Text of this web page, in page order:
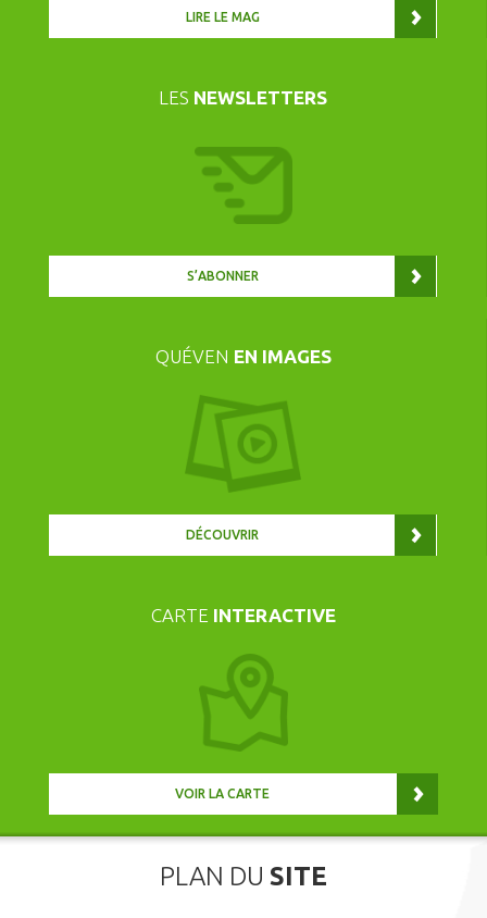
LIRE LE MAG
LES NEWSLETTERS
S’ABONNER
QUÉVEN EN IMAGES
DÉCOUVRIR
CARTE INTERACTIVE
VOIR LA CARTE
PLAN DU SITE